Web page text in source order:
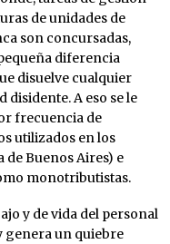
de unidades de
son concursadas,
diferencia
disuelve cualquier
A eso se le
frecuencia de
utilizados en los
Buenos Aires) e
monotributistas.
y de vida del personal
genera un quiebre